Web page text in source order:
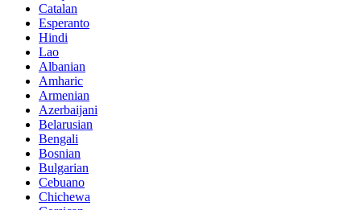
Catalan
Esperanto
Hindi
Lao
Albanian
Amharic
Armenian
Azerbaijani
Belarusian
Bengali
Bosnian
Bulgarian
Cebuano
Chichewa